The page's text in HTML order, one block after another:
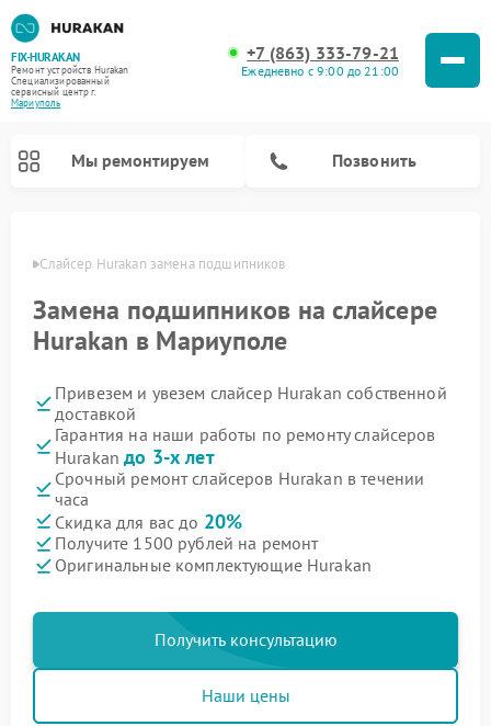
FIX-HURAKAN
Ремонт устройств Hurakan
Специализированный
cервисный центр г.
Мариуполь
+7 (863) 333-79-21
Ежедневно с 9:00 до 21:00
Мы ремонтируем Позвонить
Слайсер Hurakan замена подшипников
Замена подшипников на слайсере
Hurakan в Мариуполе
Привезем и увезем слайсер Hurakan собственной
доставкой
Гарантия на наши работы по ремонту слайсеров
Hurakanдо 3-х лет
Срочный ремонт слайсеров Hurakan в течении
часа
Скидка для вас до 20%
Получите 1500 рублей на ремонт
Оригинальные комплектующие Hurakan
Получить консультацию
Наши цены